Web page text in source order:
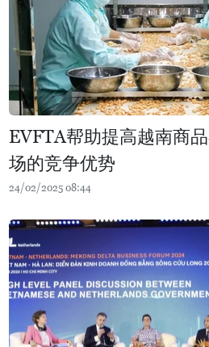
EVFTA帮助提高越南商
场的竞争优势
24/02/2025 08:44